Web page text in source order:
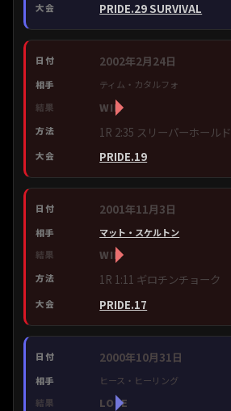
PRIDE.29 SURVIVAL
2002年2月24日
ティム・カタルフォ
WIN
1R 2:35 スリーパーホールド
PRIDE.19
2001年11月3日
マット・スケルトン
WIN
1R 1:11 ギロチンチョーク
PRIDE.17
2000年10月31日
ヒース・ヒーリング
LOSE